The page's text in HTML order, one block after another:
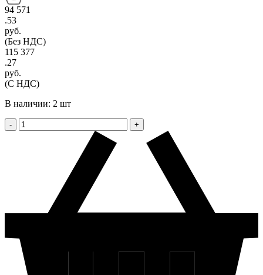
94 571
.53
руб.
(Без НДС)
115 377
.27
руб.
(С НДС)
В наличии: 2 шт